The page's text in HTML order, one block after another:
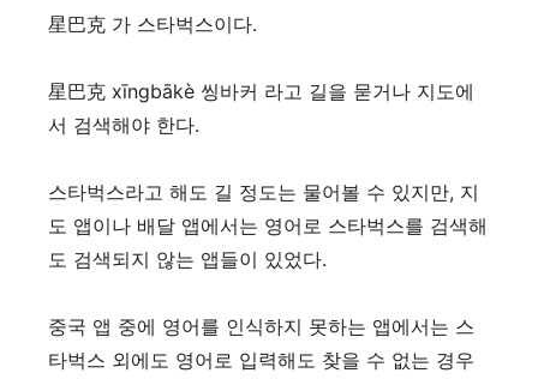
星巴克 가 스타벅스이다.
星巴克 xīngbākè 씽바커 라고 길을 묻거나 지도에
서 검색해야 한다.
스타벅스라고 해도 길 정도는 물어볼 수 있지만, 지
도 앱이나 배달 앱에서는 영어로 스타벅스를 검색해
도 검색되지 않는 앱들이 있었다.
중국 앱 중에 영어를 인식하지 못하는 앱에서는 스
타벅스 외에도 영어로 입력해도 찾을 수 없는 경우